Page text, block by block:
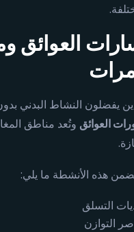
العوائق
يفضلون النشاط البدني
العوائق وتُعد مناطق
هذه الأنشطة ما يلي:
التسلق
التوازن